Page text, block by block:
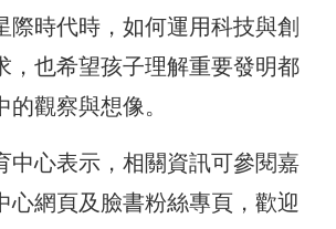
際時代時，如何運用科技與創
，也希望孩子理解重要發明都
觀察與想像。
中心表示，相關資訊可參閱嘉
心網頁及臉書粉絲專頁，歡迎